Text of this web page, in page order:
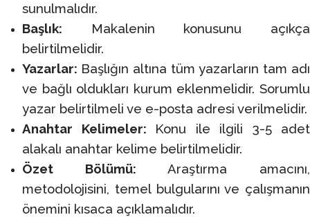
sunulmalıdır.
Başlık: Makalenin konusunu açıkça
belirtilmelidir.
Yazarlar: Başlığın altına tüm yazarların tam adı
ve bağlı oldukları kurum eklenmelidir. Sorumlu
yazar belirtilmeli ve e-posta adresi verilmelidir.
Anahtar Kelimeler:
Konu ile ilgili 3-5 adet
alakalı anahtar kelime belirtilmelidir.
Özet Bölümü: Araştırma amacını,
metodolojisini, temel bulgularını ve çalışmanın
önemini kısaca açıklamalıdır.